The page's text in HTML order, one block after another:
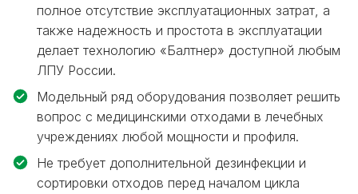
полное отсутствие эксплуатационных затрат, а
также надежность и простота в эксплуатации
делает технологию «Балтнер» доступной любым
ЛПУ России.
Модельный ряд оборудования позволяет решить
вопрос с медицинскими отходами в лечебных
учреждениях любой мощности и профиля.
Не требует дополнительной дезинфекции и
сортировки отходов перед началом цикла